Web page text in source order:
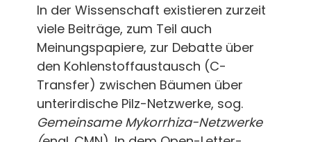
In der Wissenschaft existieren zurzeit
viele Beiträge, zum Teil auch
Meinungspapiere, zur Debatte über
den Kohlenstoffaustausch (C-
Transfer) zwischen Bäumen über
unterirdische Pilz-Netzwerke, sog.
Gemeinsame Mykorrhiza-Netzwerke